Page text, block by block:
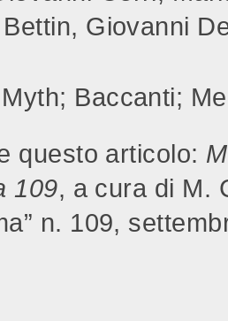
Giovanni
Baccanti;
questo articolo:
109, a cura di M.
n. 109,